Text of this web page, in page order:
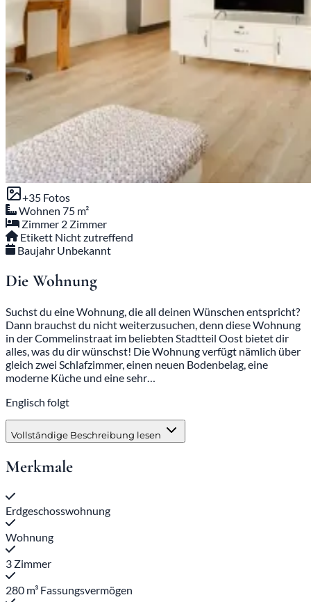
+35 Fotos
Wohnen 75 m²
Zimmer 2 Zimmer
Etikett Nicht zutreffend
Baujahr Unbekannt
Die Wohnung
Suchst du eine Wohnung, die all deinen Wünschen entspricht?
Dann brauchst du nicht weiterzusuchen, denn diese Wohnung
in der Commelinstraat im beliebten Stadtteil Oost bietet dir
alles, was du dir wünschst! Die Wohnung verfügt nämlich über
gleich zwei Schlafzimmer, einen neuen Bodenbelag, eine
moderne Küche und eine sehr…
Englisch folgt
Vollständige Beschreibung lesen
Merkmale
Erdgeschosswohnung
Wohnung
3 Zimmer
280 m³ Fassungsvermögen